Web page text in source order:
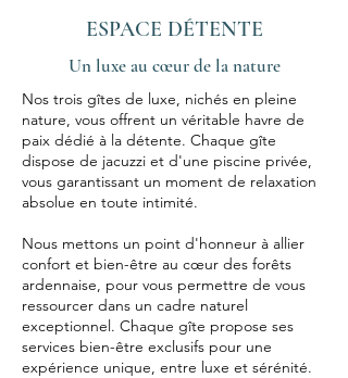
ESPACE DÉTENTE
Un luxe au cœur de la nature
Nos trois gîtes de luxe, nichés en pleine
nature, vous offrent un véritable havre de
paix dédié à la détente. Chaque gîte
dispose de jacuzzi et d'une piscine privée,
vous garantissant un moment de relaxation
absolue en toute intimité.
Nous mettons un point d'honneur à allier
confort et bien-être au cœur des forêts
ardennaise, pour vous permettre de vous
ressourcer dans un cadre naturel
exceptionnel. Chaque gîte propose ses
services bien-être exclusifs pour une
expérience unique, entre luxe et sérénité.